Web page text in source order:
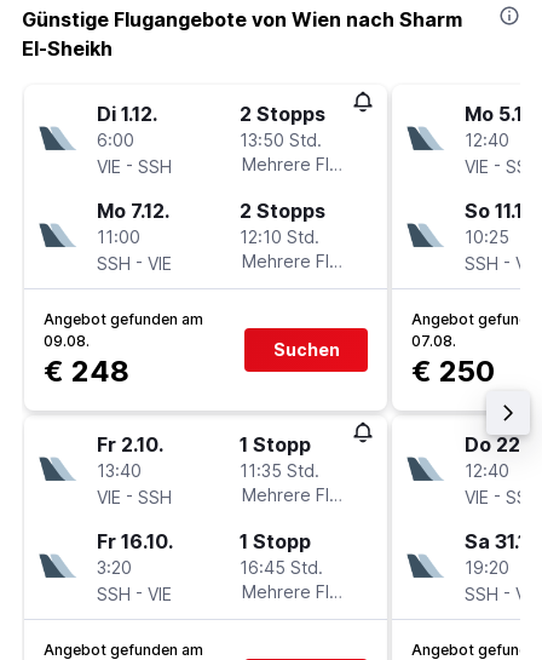
Günstige Flugangebote von Wien nach Sharm
El-Sheikh
Di 1.12.
6:00
VIE - SSH
2 Stopps
13:50 Std.
Mehrere Fluglinien
Mo 7.12.
11:00
SSH - VIE
2 Stopps
12:10 Std.
Mehrere Fluglinien
Angebot gefunden am
09.08.
€ 248
Suchen
Fr 2.10.
13:40
VIE - SSH
1 Stopp
11:35 Std.
Mehrere Fluglinien
Fr 16.10.
3:20
SSH - VIE
1 Stopp
16:45 Std.
Mehrere Fluglinien
Angebot gefunden am
Mo 5.10.
12:40
VIE - SSH
So 11.10.
10:25
SSH - VIE
Angebot
07.08.
€ 250
Do
12:40
VIE - SSH
Sa
19:20
SSH - VIE
Angebot